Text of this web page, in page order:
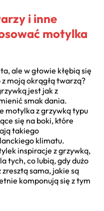
i inne
motylka
ale w głowie kłębią się
moją okrągłą twarzą?
jest jak z
smak dania.
motylka z grzywką typu
się na boki, które
takiego
klimatu.
inspiracje z grzywką,
tych, co lubią, gdy dużo
sama, jakie są
komponują się z tym